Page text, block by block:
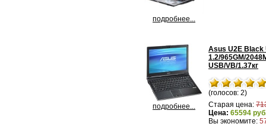
подробнее...
подробнее...
Asus U2E Black
1.2/965GM/
USB/VB/1.37кг
(голосов: 2)
Старая цена:
Цена: 65594
Вы экономите: